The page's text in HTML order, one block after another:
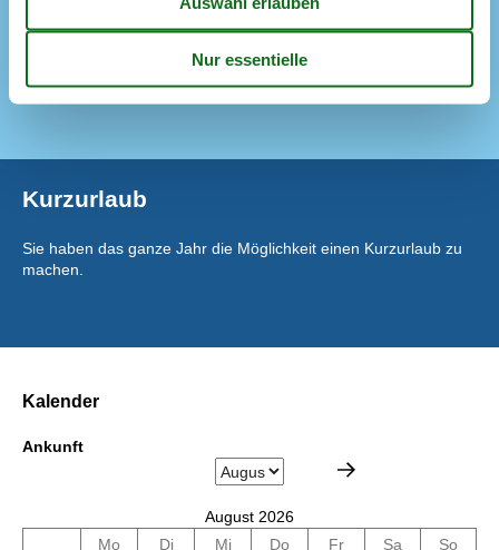
Geldautomat (ATM)
8 km
Strand/Meer/See
240 m
Kurzurlaub
Sie haben das ganze Jahr die Möglichkeit einen Kurzurlaub zu
machen.
Kalender
Ankunft
August 2026
Mo
Di Mi Do Fr Sa
So